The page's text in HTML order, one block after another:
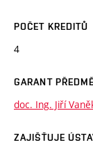
POČET KREDITŮ
4
GARANT
doc. Ing. Jiří
ZAJIŠŤUJE